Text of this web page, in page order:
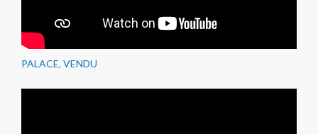
PALACE, VENDU